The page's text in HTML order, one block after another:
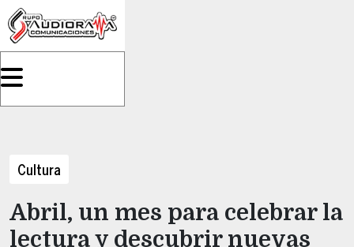
Cultura
Abril, un mes para celebrar la
lectura y descubrir nuevas